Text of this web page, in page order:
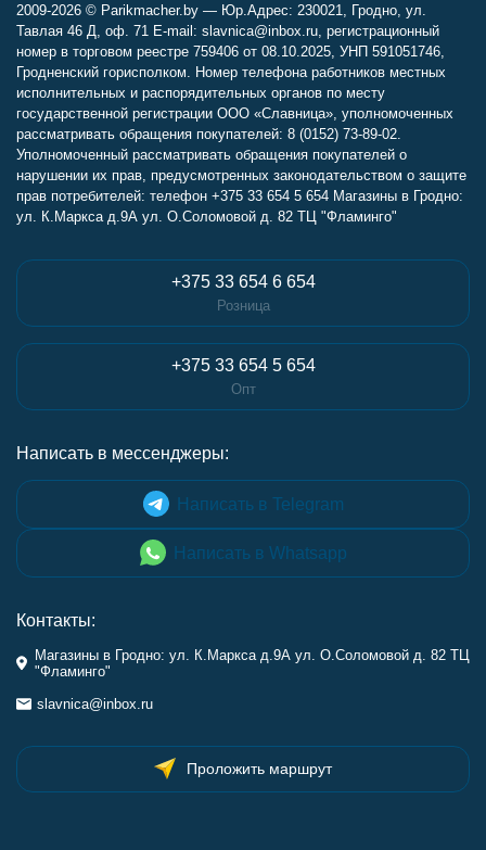
2009-2026 © Parikmacher.by — Юр.Адрес: 230021, Гродно, ул.
Тавлая 46 Д, оф. 71 E-mail: slavnica@inbox.ru, регистрационный
номер в торговом реестре 759406 от 08.10.2025, УНП 591051746,
Гродненский горисполком. Номер телефона работников местных
исполнительных и распорядительных органов по месту
государственной регистрации ООО «Славница», уполномоченных
рассматривать обращения покупателей: 8 (0152) 73-89-02.
Уполномоченный рассматривать обращения покупателей о
нарушении их прав, предусмотренных законодательством о защите
прав потребителей: телефон +375 33 654 5 654 Магазины в Гродно:
ул. К.Маркса д.9А ул. О.Соломовой д. 82 ТЦ "Фламинго"
+375 33 654 6 654
Розница
+375 33 654 5 654
Опт
Написать в мессенджеры:
Написать в Telegram
Написать в Whatsapp
Контакты:
Магазины в Гродно: ул. К.Маркса д.9А ул. О.Соломовой д. 82 ТЦ
"Фламинго"
slavnica@inbox.ru
Проложить маршрут